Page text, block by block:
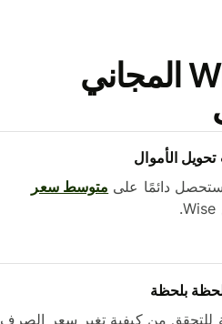
نزّل تطبيق Wise المجاني
الأموال
دائمًا علىمتوسط ​​سعر
بلحظة
من كيفية تغير سعر الصرف